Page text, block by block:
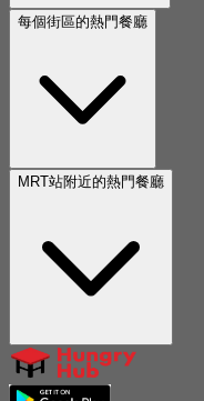
每個街區的熱門餐廳
MRT站附近的熱門餐廳